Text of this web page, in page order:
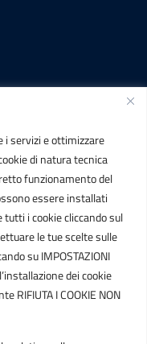
i servizi e ottimizzare
di natura tecnica
funzionamento del
essere installati
tutti i cookie cliccando sul
le tue scelte sulle
su IMPOSTAZIONI
dei cookie
RIFIUTA I COOKIE NON